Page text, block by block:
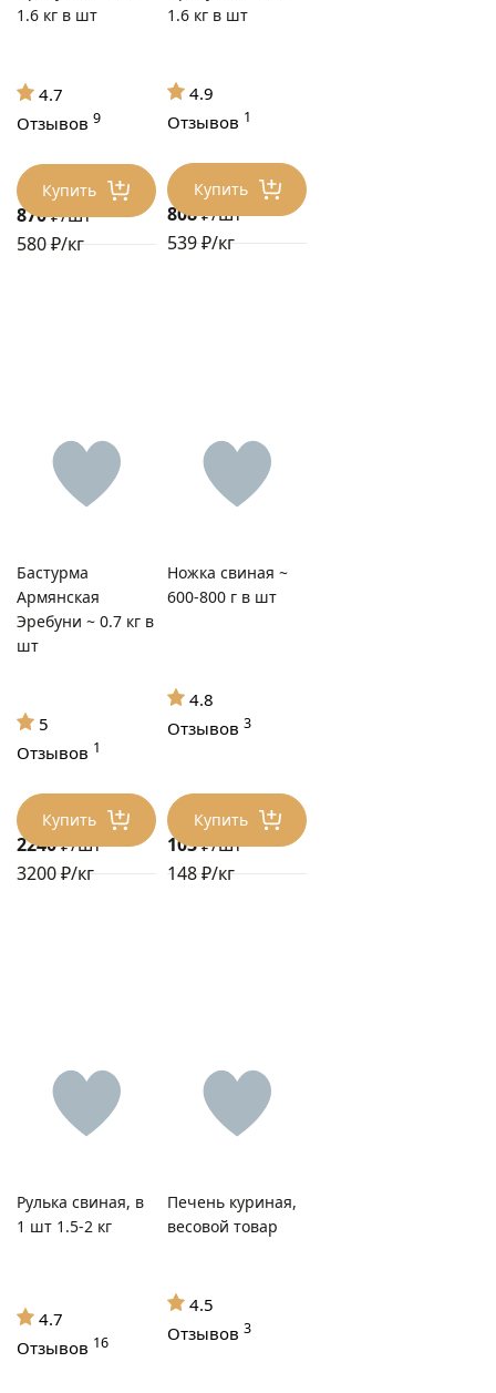
Купить
870₽/шт
580 ₽/кг
1.6 кг в шт
4.7
Отзывов 9
Купить
808₽/шт
539 ₽/кг
1.6 кг в шт
4.9
Отзывов 1
Купить
2240₽/шт
3200 ₽/кг
Бастурма
Армянская
Эребуни ~ 0.7 кг в
шт
5
Отзывов 1
Купить
103₽/шт
148 ₽/кг
Ножка свиная ~
600-800 г в шт
4.8
Отзывов3
Рулька свиная, в
1 шт 1.5-2 кг
4.7
Отзывов 16
Печень куриная,
весовой товар
4.5
Отзывов3